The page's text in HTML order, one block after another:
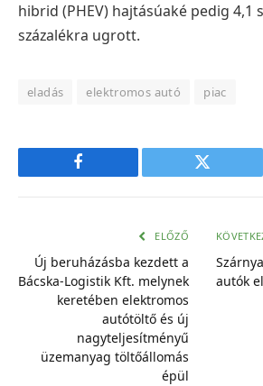
hibrid (PHEV) hajtásúaké pedig 4,1
százalékra ugrott.
eladás elektromos autó piac
Facebook Twitter
ELŐZŐ
Új beruházásba kezdett a
Bácska-Logistik Kft. melynek
keretében elektromos
autótöltő és új
nagyteljesítményű
üzemanyag töltőállomás
épül
autók